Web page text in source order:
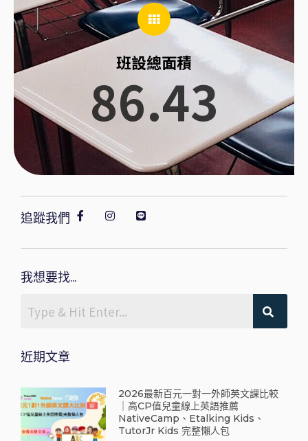
班設總面積
86.43
追蹤我們
我想要找...
近期文章
2026最新百元一對一外師英文課比較
｜高CP值兒童線上英語推薦
NativeCamp、Etalking Kids、
TutorJr Kids 完整懶人包